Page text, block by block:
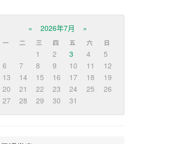
« 2026年7月 »
一 二 三 四 五 六 日
1 2 3 4
5
6
7 8 9 10 11
12
13
14 15 16 17 18
19
20
21 22 23 24 25
26
27
28 29 30 31